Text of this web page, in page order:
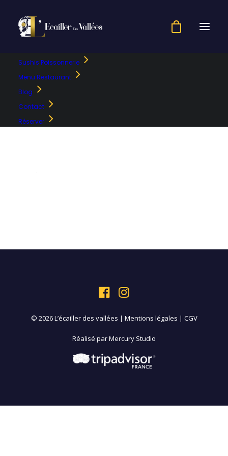
Sushis Poissonnerie
Menu Restaurant
Blog
Contact
Réserver
© 2026 L’écailler des vallées | Mentions légales | CGV
Réalisé parMercury Studio